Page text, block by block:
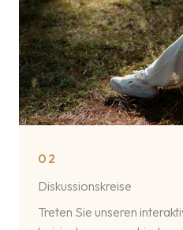
02
Diskussionskreise
Treten Sie unseren